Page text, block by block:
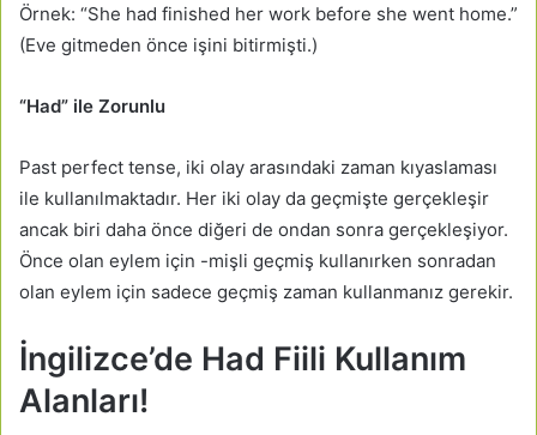
Örnek: “She had finished her work before she went home.”
(Eve gitmeden önce işini bitirmişti.)
“Had” ile Zorunlu
Past perfect tense, iki olay arasındaki zaman kıyaslaması
ile kullanılmaktadır. Her iki olay da geçmişte gerçekleşir
ancak biri daha önce diğeri de ondan sonra gerçekleşiyor.
Önce olan eylem için -mişli geçmiş kullanırken sonradan
olan eylem için sadece geçmiş zaman kullanmanız gerekir.
İngilizce’de Had Fiili Kullanım
Alanları!